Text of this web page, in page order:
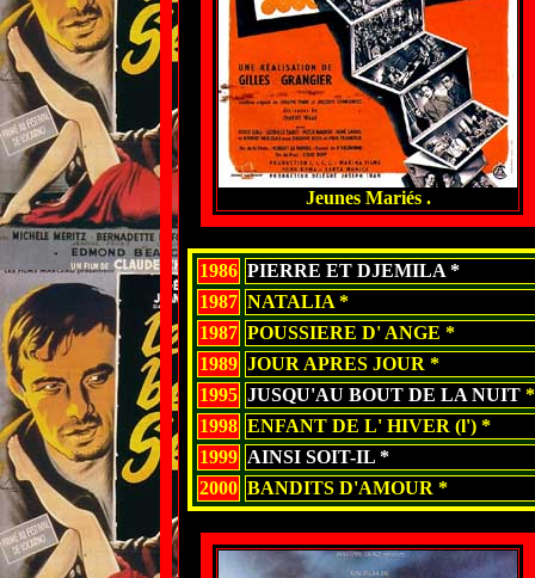
Jeunes Mariés .
1986 PIERRE ET DJEMILA *
1987 NATALIA *
1987 POUSSIERE D' ANGE *
1989 JOUR APRES JOUR *
1995 JUSQU'AU BOUT DE LA NUIT *
1998 ENFANT DE L' HIVER (l') *
1999 AINSI SOIT-IL *
2000 BANDITS D'AMOUR *